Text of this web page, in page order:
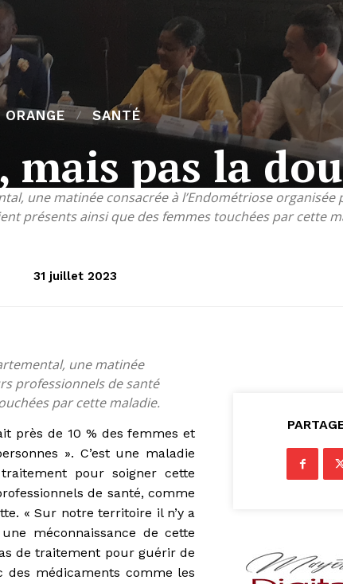
une matinée consacrée à l’Endométriose organisée
présents ainsi que des femmes touchées par cette
ORANGE SANTÉ
mais pas la
31 juillet 2023
une matinée
professionnels de santé
par cette maladie.
près de 10 % des femmes et
». C’est une maladie
pour soigner cette
de santé, comme
« Sur notre territoire il n’y a
méconnaissance de cette
de traitement pour guérir de
médicaments comme les